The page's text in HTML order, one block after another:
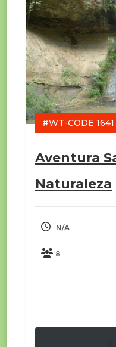
#WT-CODE 1641
Aventura
Naturaleza
N/A
8